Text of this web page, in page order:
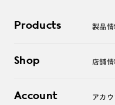
Products 製品情
サングラス
コンタクトレンズ
Shop 店舗情
オンラインショップ
Account アカ